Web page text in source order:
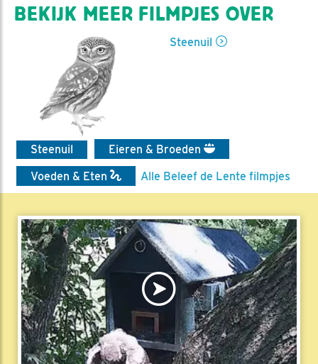
BEKIJK MEER FILMPJES OVER
Steenuil
Steenuil
Eieren & Broeden
Voeden & Eten
Alle Beleef de Lente filmpjes